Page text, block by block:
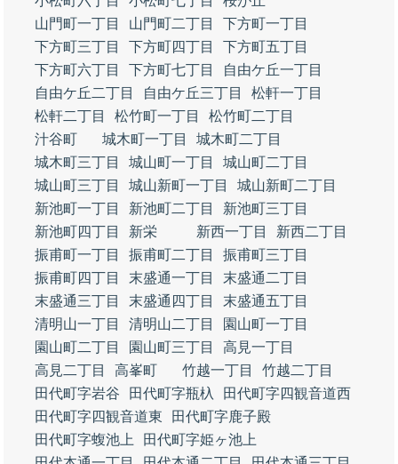
山門町一丁目
山門町二丁目
下方町一丁目
下方町三丁目
下方町四丁目
下方町五丁目
下方町六丁目
下方町七丁目
自由ケ丘一丁目
自由ケ丘二丁目
自由ケ丘三丁目
松軒一丁目
松軒二丁目
松竹町一丁目
松竹町二丁目
汁谷町
城木町一丁目
城木町二丁目
城木町三丁目
城山町一丁目
城山町二丁目
城山町三丁目
城山新町一丁目
城山新町二丁目
新池町一丁目
新池町二丁目
新池町三丁目
新池町四丁目
新栄 新西一丁目
新西二丁目
振甫町一丁目
振甫町二丁目
振甫町三丁目
振甫町四丁目
末盛通一丁目
末盛通二丁目
末盛通三丁目
末盛通四丁目
末盛通五丁目
清明山一丁目
清明山二丁目
園山町一丁目
園山町二丁目
園山町三丁目
高見一丁目
高見二丁目
高峯町 竹越一丁目
竹越二丁目
田代町字岩谷
田代町字瓶杁
田代町字四観音道西
田代町字四観音道東
田代町字鹿子殿
田代町字蝮池上
田代町字姫ヶ池上